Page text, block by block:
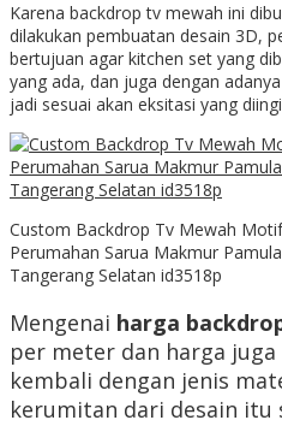
Karena backdrop tv mewah ini
dilakukan pembuatan desain 3D,
bertujuan agar kitchen set yang
yang ada, dan juga dengan
jadi sesuai akan eksitasi yang
Custom Backdrop Tv Mewah
Perumahan Sarua Makmur
Tangerang Selatan id3518p
Mengenai harga
per meter dan harga juga
kembali dengan jenis
kerumitan dari desain itu